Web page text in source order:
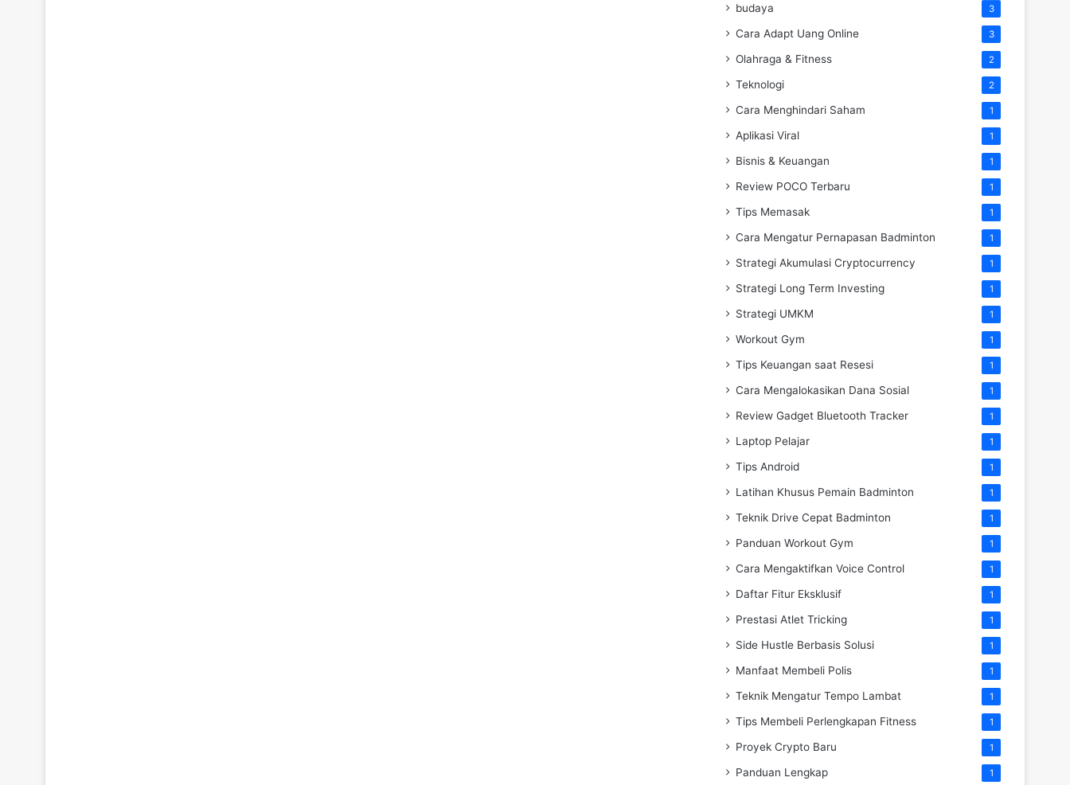
budaya 3
Cara Adapt Uang Online 3
Olahraga & Fitness 2
Teknologi 2
Cara Menghindari Saham 1
Aplikasi Viral 1
Bisnis & Keuangan 1
Review POCO Terbaru 1
Tips Memasak 1
Cara Mengatur Pernapasan Badminton 1
Strategi Akumulasi Cryptocurrency 1
Strategi Long Term Investing 1
Strategi UMKM 1
Workout Gym 1
Tips Keuangan saat Resesi 1
Cara Mengalokasikan Dana Sosial 1
Review Gadget Bluetooth Tracker 1
Laptop Pelajar 1
Tips Android 1
Latihan Khusus Pemain Badminton 1
Teknik Drive Cepat Badminton 1
Panduan Workout Gym 1
Cara Mengaktifkan Voice Control 1
Daftar Fitur Eksklusif 1
Prestasi Atlet Tricking 1
Side Hustle Berbasis Solusi 1
Manfaat Membeli Polis 1
Teknik Mengatur Tempo Lambat 1
Tips Membeli Perlengkapan Fitness 1
Proyek Crypto Baru 1
Panduan Lengkap 1